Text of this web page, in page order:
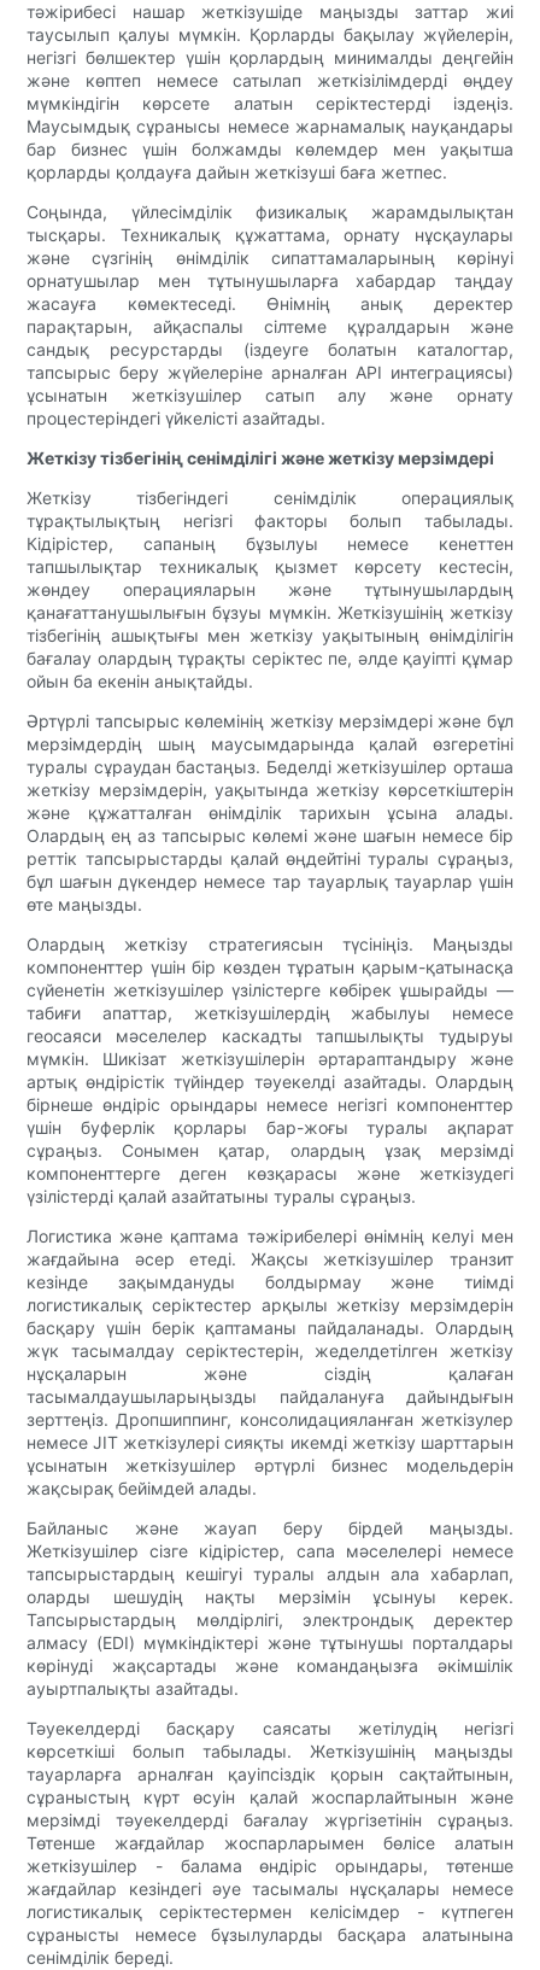
тәжірибесі нашар жеткізушіде маңызды заттар жиі
таусылып қалуы мүмкін. Қорларды бақылау жүйелерін,
негізгі бөлшектер үшін қорлардың минималды деңгейін
және көптеп немесе сатылап жеткізілімдерді өңдеу
мүмкіндігін көрсете алатын серіктестерді іздеңіз.
Маусымдық сұранысы немесе жарнамалық науқандары
бар бизнес үшін болжамды көлемдер мен уақытша
қорларды қолдауға дайын жеткізуші баға жетпес.
Соңында, үйлесімділік физикалық жарамдылықтан
тысқары. Техникалық құжаттама, орнату нұсқаулары
және сүзгінің өнімділік сипаттамаларының көрінуі
орнатушылар мен тұтынушыларға хабардар таңдау
жасауға көмектеседі. Өнімнің анық деректер
парақтарын, айқаспалы сілтеме құралдарын және
сандық ресурстарды (іздеуге болатын каталогтар,
тапсырыс беру жүйелеріне арналған API интеграциясы)
ұсынатын жеткізушілер сатып алу және орнату
процестеріндегі үйкелісті азайтады.
Жеткізу тізбегінің сенімділігі және жеткізу мерзімдері
Жеткізу тізбегіндегі сенімділік операциялық
тұрақтылықтың негізгі факторы болып табылады.
Кідірістер, сапаның бұзылуы немесе кенеттен
тапшылықтар техникалық қызмет көрсету кестесін,
жөндеу операцияларын және тұтынушылардың
қанағаттанушылығын бұзуы мүмкін. Жеткізушінің жеткізу
тізбегінің ашықтығы мен жеткізу уақытының өнімділігін
бағалау олардың тұрақты серіктес пе, әлде қауіпті құмар
ойын ба екенін анықтайды.
Әртүрлі тапсырыс көлемінің жеткізу мерзімдері және бұл
мерзімдердің шың маусымдарында қалай өзгеретіні
туралы сұраудан бастаңыз. Беделді жеткізушілер орташа
жеткізу мерзімдерін, уақытында жеткізу көрсеткіштерін
және құжатталған өнімділік тарихын ұсына алады.
Олардың ең аз тапсырыс көлемі және шағын немесе бір
реттік тапсырыстарды қалай өңдейтіні туралы сұраңыз,
бұл шағын дүкендер немесе тар тауарлық тауарлар үшін
өте маңызды.
Олардың жеткізу стратегиясын түсініңіз. Маңызды
компоненттер үшін бір көзден тұратын қарым-қатынасқа
сүйенетін жеткізушілер үзілістерге көбірек ұшырайды —
табиғи апаттар, жеткізушілердің жабылуы немесе
геосаяси мәселелер каскадты тапшылықты тудыруы
мүмкін. Шикізат жеткізушілерін әртараптандыру және
артық өндірістік түйіндер тәуекелді азайтады. Олардың
бірнеше өндіріс орындары немесе негізгі компоненттер
үшін буферлік қорлары бар-жоғы туралы ақпарат
сұраңыз. Сонымен қатар, олардың ұзақ мерзімді
компоненттерге деген көзқарасы және жеткізудегі
үзілістерді қалай азайтатыны туралы сұраңыз.
Логистика және қаптама тәжірибелері өнімнің келуі мен
жағдайына әсер етеді. Жақсы жеткізушілер транзит
кезінде зақымдануды болдырмау және тиімді
логистикалық серіктестер арқылы жеткізу мерзімдерін
басқару үшін берік қаптаманы пайдаланады. Олардың
жүк тасымалдау серіктестерін, жеделдетілген жеткізу
нұсқаларын және сіздің қалаған
тасымалдаушыларыңызды пайдалануға дайындығын
зерттеңіз. Дропшиппинг, консолидацияланған жеткізулер
немесе JIT жеткізулері сияқты икемді жеткізу шарттарын
ұсынатын жеткізушілер әртүрлі бизнес модельдерін
жақсырақ бейімдей алады.
Байланыс және жауап беру бірдей маңызды.
Жеткізушілер сізге кідірістер, сапа мәселелері немесе
тапсырыстардың кешігуі туралы алдын ала хабарлап,
оларды шешудің нақты мерзімін ұсынуы керек.
Тапсырыстардың мөлдірлігі, электрондық деректер
алмасу (EDI) мүмкіндіктері және тұтынушы порталдары
көрінуді жақсартады және командаңызға әкімшілік
ауыртпалықты азайтады.
Тәуекелдерді басқару саясаты жетілудің негізгі
көрсеткіші болып табылады. Жеткізушінің маңызды
тауарларға арналған қауіпсіздік қорын сақтайтынын,
сұраныстың күрт өсуін қалай жоспарлайтынын және
мерзімді тәуекелдерді бағалау жүргізетінін сұраңыз.
Төтенше жағдайлар жоспарларымен бөлісе алатын
жеткізушілер - балама өндіріс орындары, төтенше
жағдайлар кезіндегі әуе тасымалы нұсқалары немесе
логистикалық серіктестермен келісімдер - күтпеген
сұранысты немесе бұзылуларды басқара алатынына
сенімділік береді.